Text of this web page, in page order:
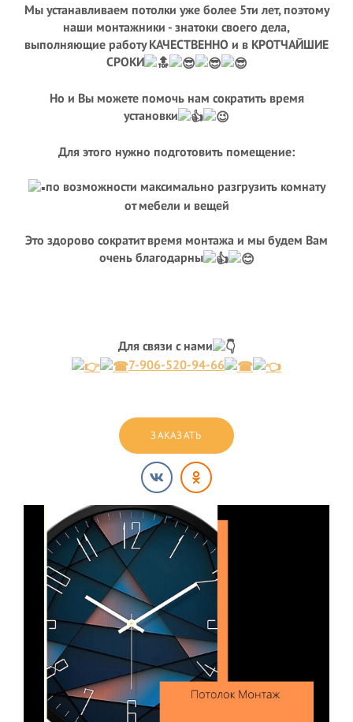
Мы устанавливаем потолки уже более 5ти лет, поэтому
наши монтажники - знатоки своего дела,
выполняющие работу КАЧЕСТВЕННО и в КРОТЧАЙШИЕ
СРОКИ
Но и Вы можете помочь нам сократить время
установки
Для этого нужно подготовить помещение:
по возможности максимально разгрузить комнату
от мебели и вещей
Это здорово сократит время монтажа и мы будем Вам
очень благодарны
Для связи с нами
7-906-520-94-66
ЗАКАЗАТЬ